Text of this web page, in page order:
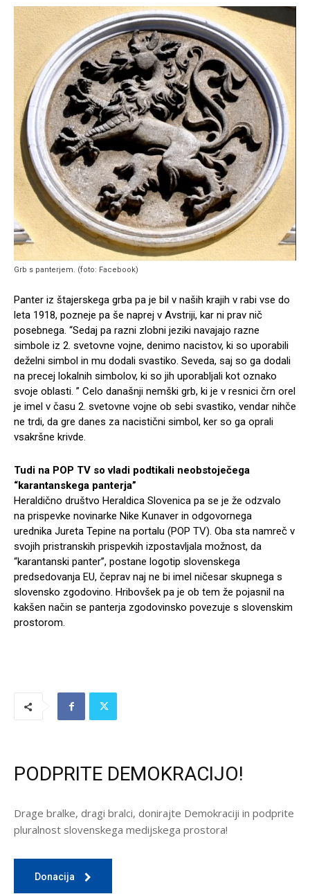
Grb s panterjem. (foto: Facebook)
Panter iz štajerskega grba pa je bil v naših krajih v rabi vse do
leta 1918, pozneje pa še naprej v Avstriji, kar ni prav nič
posebnega. “Sedaj pa razni zlobni jeziki navajajo razne
simbole iz 2. svetovne vojne, denimo nacistov, ki so uporabili
deželni simbol in mu dodali svastiko. Seveda, saj so ga dodali
na precej lokalnih simbolov, ki so jih uporabljali kot oznako
svoje oblasti. ” Celo današnji nemški grb, ki je v resnici črn orel
je imel v času 2. svetovne vojne ob sebi svastiko, vendar nihče
ne trdi, da gre danes za nacistični simbol, ker so ga oprali
vsakršne krivde.
Tudi na POP TV so vladi podtikali neobstoječega
“karantanskega panterja”
Heraldično društvo Heraldica Slovenica pa se je že odzvalo
na prispevke novinarke Nike Kunaver in odgovornega
urednika Jureta Tepine na portalu (POP TV). Oba sta namreč v
svojih pristranskih prispevkih izpostavljala možnost, da
“karantanski panter”, postane logotip slovenskega
predsedovanja EU, čeprav naj ne bi imel ničesar skupnega s
slovensko zgodovino. Hribovšek pa je ob tem že pojasnil na
kakšen način se panterja zgodovinsko povezuje s slovenskim
prostorom.
PODPRITE DEMOKRACIJO!
Drage bralke, dragi bralci, donirajte Demokraciji in podprite
pluralnost slovenskega medijskega prostora!
Donacija